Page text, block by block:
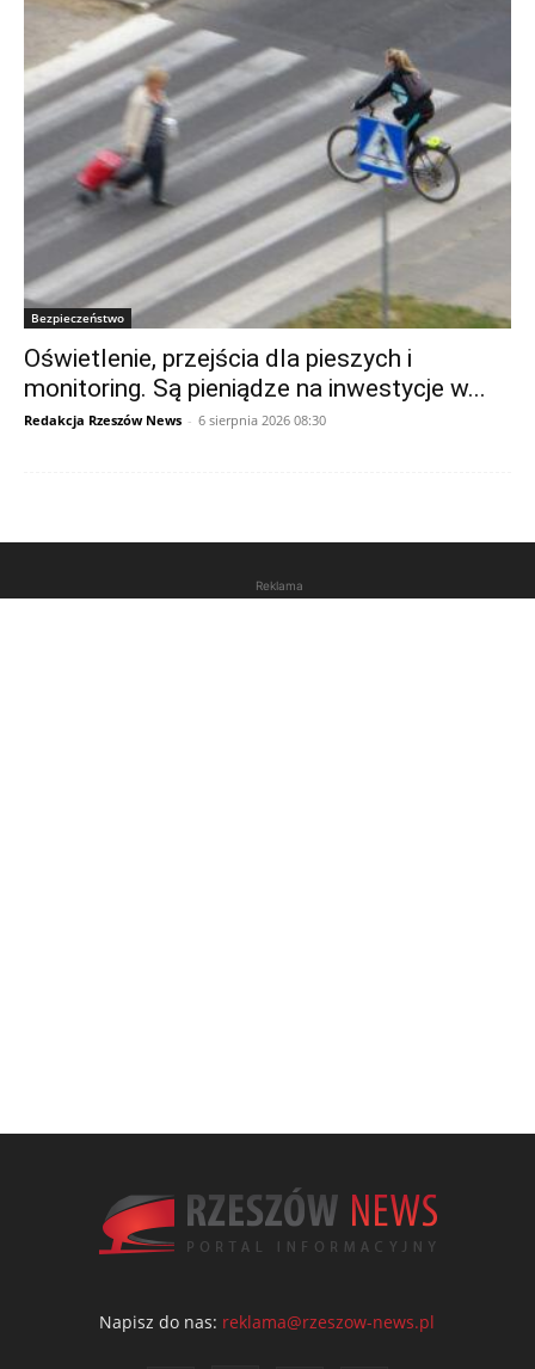
Bezpieczeństwo
Oświetlenie, przejścia dla pieszych i
monitoring. Są pieniądze na inwestycje w...
Redakcja Rzeszów News - 6 sierpnia 2026 08:30
Reklama
Napisz do nas: reklama@rzeszow-news.pl